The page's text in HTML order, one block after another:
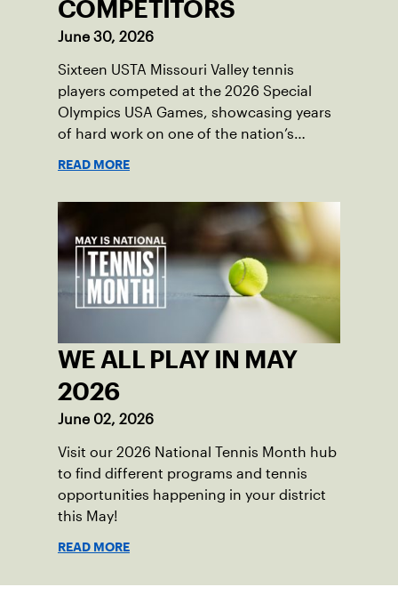
COMPETITORS
June 30, 2026
Sixteen USTA Missouri Valley tennis
players competed at the 2026 Special
Olympics USA Games, showcasing years
of hard work on one of the nation’s
READ MORE
WE ALL PLAY IN MAY
2026
June 02, 2026
Visit our 2026 National Tennis Month hub
to find different programs and tennis
opportunities happening in your district
this May!
READ MORE